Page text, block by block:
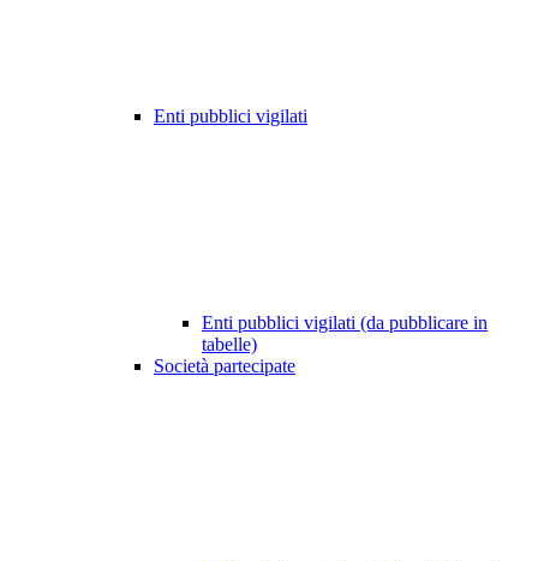
Enti pubblici vigilati
Enti pubblici vigilati (da pubblicare in
tabelle)
Società partecipate